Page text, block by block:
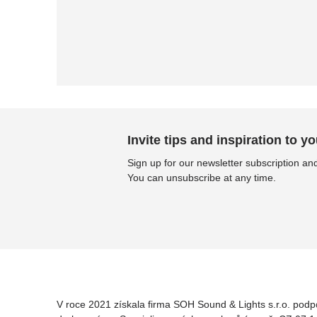
Invite tips and inspiration to
Sign up for our newsletter subscription
You can unsubscribe at any time.
V roce 2021 získala firma SOH Sound & Lights s.r.o.